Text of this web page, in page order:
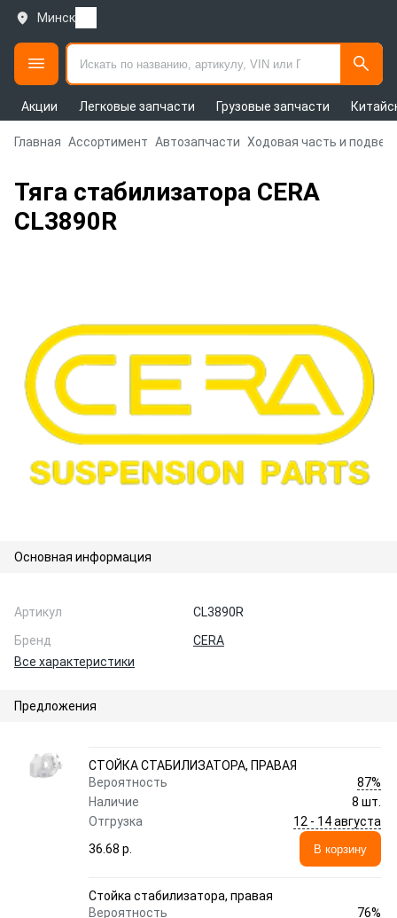
Минск
Акции Легковые запчасти Грузовые запчасти
Главная Ассортимент Автозапчасти Ходовая часть и
Тяга стабилизатора CERA
CL3890R
Основная информация
Артикул
CL3890R
Бренд
CERA
Все характеристики
Предложения
СТОЙКА СТАБИЛИЗАТОРА, ПРАВАЯ
Вероятность
87%
Наличие
8 шт.
Отгрузка
12 - 14 августа
36.68 p.
В корзину
Стойка стабилизатора, правая
Вероятность
76%